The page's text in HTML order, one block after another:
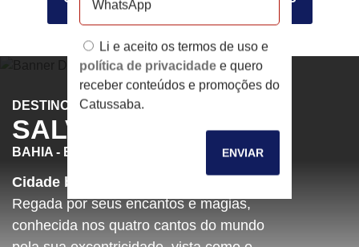
Li e aceito os termos de uso e
política de privacidade e quero
receber conteúdos e promoções do
Catussaba.
ENVIAR
DESTINO
SALVADOR
BAHIA - BRASIL
Cidade boa, de gente que se atrai!
Regada por seus encantos e magias,
conhecida nos quatro cantos do mundo